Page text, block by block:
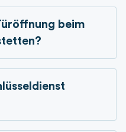
beim